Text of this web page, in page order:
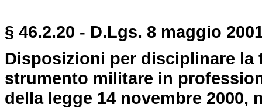
§ 46.2.20 - D.Lgs. 8 maggio
Disposizioni per disciplinare
strumento militare in
della legge 14 novembre 2000,